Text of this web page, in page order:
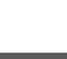
perangkat
dilakukan
Empat
kecepatan